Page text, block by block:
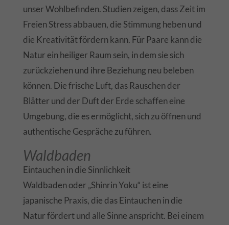
unser Wohlbefinden. Studien zeigen, dass Zeit im
Freien Stress abbauen, die Stimmung heben und
die Kreativität fördern kann. Für Paare kann die
Natur ein heiliger Raum sein, in dem sie sich
zurückziehen und ihre Beziehung neu beleben
können. Die frische Luft, das Rauschen der
Blätter und der Duft der Erde schaffen eine
Umgebung, die es ermöglicht, sich zu öffnen und
authentische Gespräche zu führen.
Waldbaden
Eintauchen in die Sinnlichkeit
Waldbaden oder „Shinrin Yoku“ ist eine
japanische Praxis, die das Eintauchen in die
Natur fördert und alle Sinne anspricht. Bei einem